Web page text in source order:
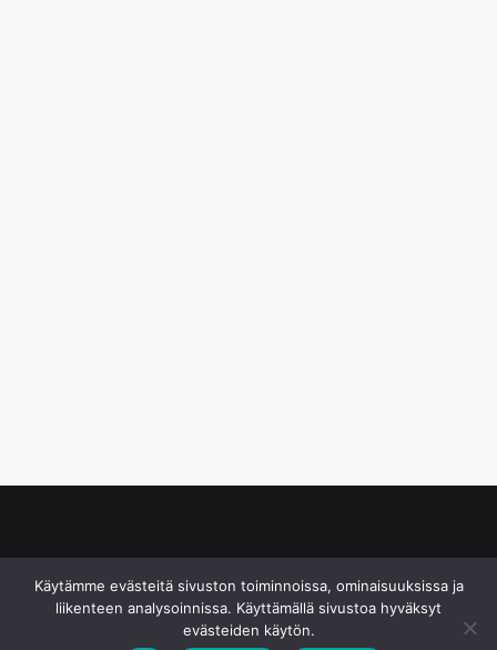
Käytämme evästeitä sivuston toiminnoissa, ominaisuuksissa ja
liikenteen analysoinnissa. Käyttämällä sivustoa hyväksyt
evästeiden käytön.